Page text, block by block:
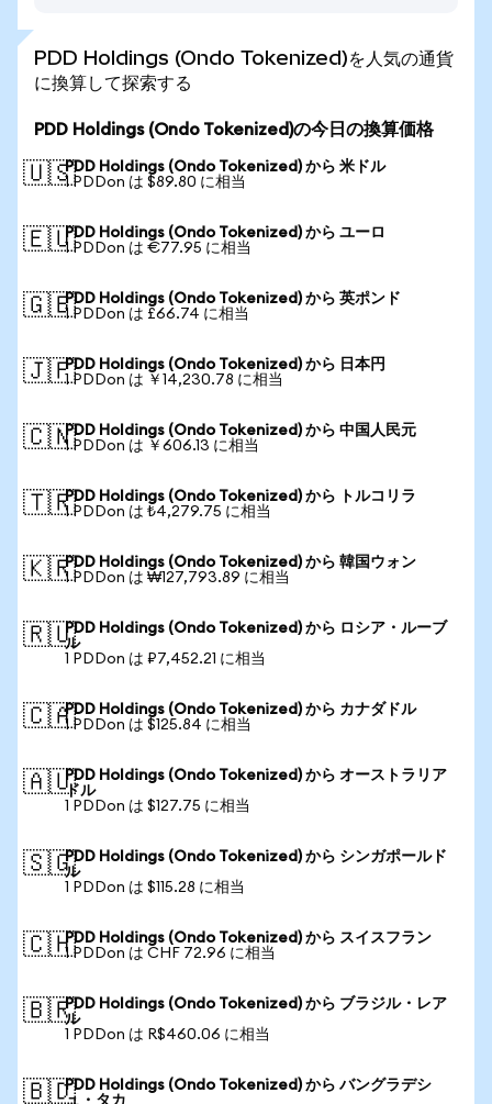
PDD Holdings (Ondo Tokenized)を人気の通貨
に換算して探索する
PDD Holdings (Ondo Tokenized)の今日の換算価格
🇺🇸PDD Holdings (Ondo Tokenized) から 米ドル
1 PDDon は $89.80 に相当
🇪🇺PDD Holdings (Ondo Tokenized) から ユーロ
1 PDDon は €77.95 に相当
🇬🇧PDD Holdings (Ondo Tokenized) から 英ポンド
1 PDDon は £66.74 に相当
🇯🇵PDD Holdings (Ondo Tokenized) から 日本円
1 PDDon は ￥14,230.78 に相当
🇨🇳PDD Holdings (Ondo Tokenized) から 中国人民元
1 PDDon は ￥606.13 に相当
🇹🇷PDD Holdings (Ondo Tokenized) から トルコリラ
1 PDDon は ₺4,279.75 に相当
🇰🇷PDD Holdings (Ondo Tokenized) から 韓国ウォン
1 PDDon は ₩127,793.89 に相当
🇷🇺PDD Holdings (Ondo Tokenized) から ロシア・ルーブ
ル
1 PDDon は ₽7,452.21 に相当
🇨🇦PDD Holdings (Ondo Tokenized) から カナダドル
1 PDDon は $125.84 に相当
🇦🇺PDD Holdings (Ondo Tokenized) から オーストラリア
ドル
1 PDDon は $127.75 に相当
🇸🇬PDD Holdings (Ondo Tokenized) から シンガポールド
ル
1 PDDon は $115.28 に相当
🇨🇭PDD Holdings (Ondo Tokenized) から スイスフラン
1 PDDon は CHF 72.96 に相当
🇧🇷PDD Holdings (Ondo Tokenized) から ブラジル・レア
ル
1 PDDon は R$460.06 に相当
🇧🇩PDD Holdings (Ondo Tokenized) から バングラデシ
ュ・タカ